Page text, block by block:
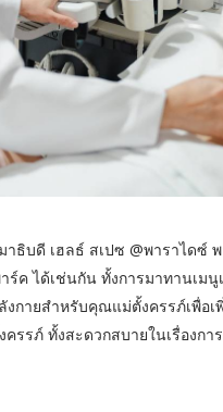
บดี เฮลธ์ สเปซ @พาราไดซ์ พ
ค ได้เช่นกัน ทั้งการมาทานเม
กายสำหรับคุณแม่ตั้งครรภ์เพื่อ
รรภ์ ทั้งสะดวกสบายในเรื่องก